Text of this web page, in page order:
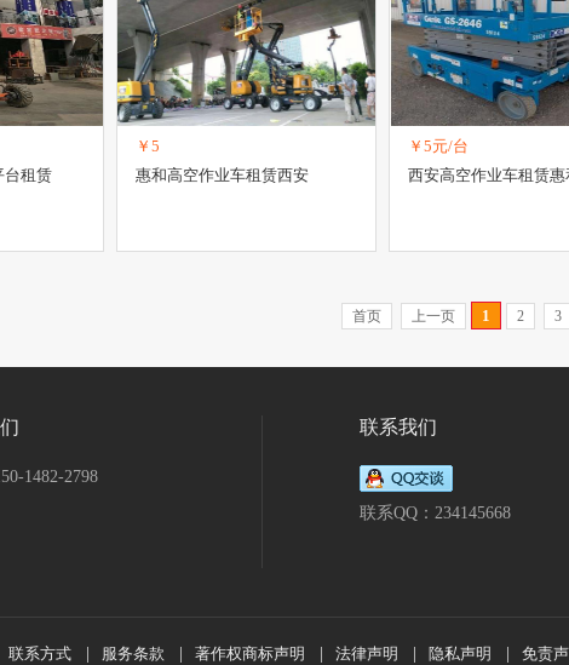
台租赁
￥5
惠和高空作业车租赁西安
￥5元/台
西安高空作业车租赁惠
首页 上一页 1 2 3
1482-2798
联系我们
联系QQ：234145668
联系方式 服务条款 著作权商标声明 法律声明 隐私声明 免责